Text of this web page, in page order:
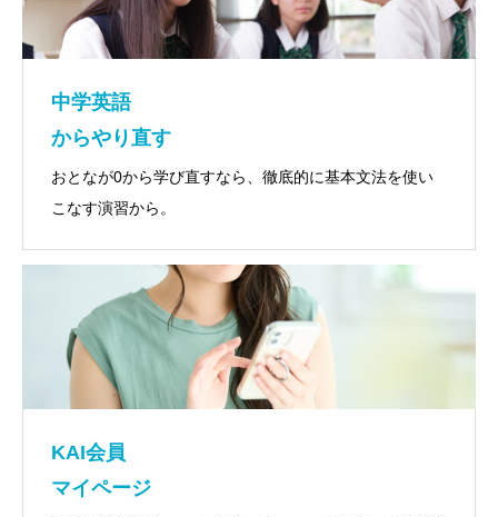
中学英語
からやり直す
おとなが0から学び直すなら、徹底的に基本文法を使い
こなす演習から。
KAI会員
マイページ